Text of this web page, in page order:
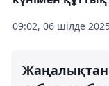
09:02, 06 шілде
Жаңалықтан